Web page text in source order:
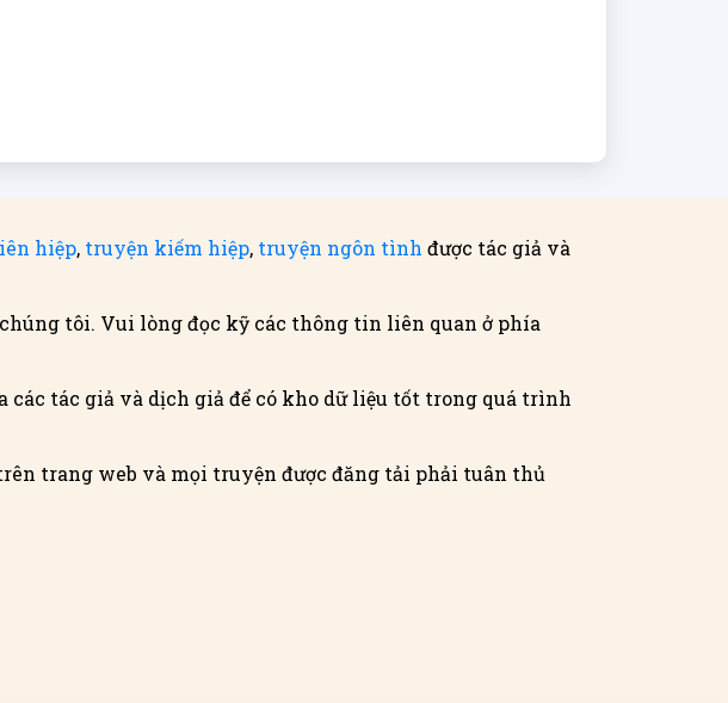
hiệp, truyện kiếm hiệp, truyện ngôn tình được tác giả và
tôi. Vui lòng đọc kỹ các thông tin liên quan ở phía
các tác giả và dịch giả để có kho dữ liệu tốt trong quá trình
trang web và mọi truyện được đăng tải phải tuân thủ